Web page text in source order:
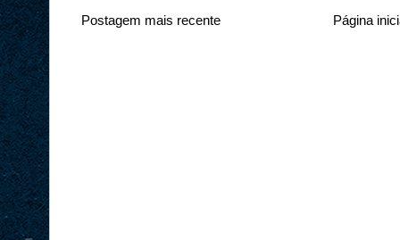
Postagem mais recente Página